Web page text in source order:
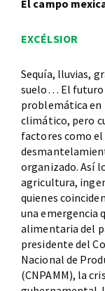
El campo
EXCÉLSIOR
Sequía, lluvias,
suelo… El futuro
problemática en
climático, pero
factores como
organizado. Así
agricultura,
quienes
una emergencia
alimentaria del
presidente del
Nacional de
(CNPAMM), la